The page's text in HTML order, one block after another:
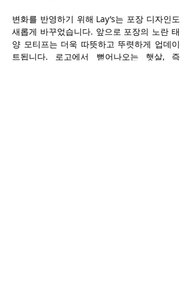
변화를 반영하기 위해 Lay’s는 포장 디자인도
새롭게 바꾸었습니다. 앞으로 포장의 노란 태
양 모티프는 더욱 따뜻하고 뚜렷하게 업데이
트됩니다. 로고에서 뻗어나오는 햇살, 즉